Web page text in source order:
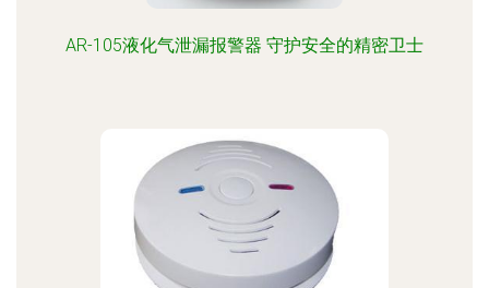
AR-105液化气泄漏报警器 守护安全的精密卫士